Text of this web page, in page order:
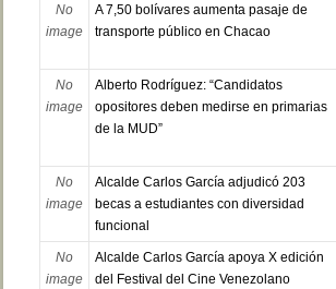
No
image
A 7,50 bolívares aumenta pasaje de
transporte público en Chacao
No
image
Alberto Rodríguez: “Candidatos
opositores deben medirse en primarias
de la MUD”
No
image
Alcalde Carlos García adjudicó 203
becas a estudiantes con diversidad
funcional
No
image
Alcalde Carlos García apoya X edición
del Festival del Cine Venezolano